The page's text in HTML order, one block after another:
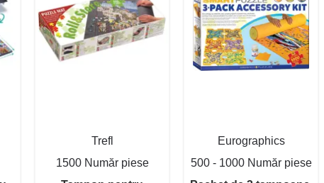
Trefl
1500 Număr piese
Eurographics
500 - 1000 Număr piese